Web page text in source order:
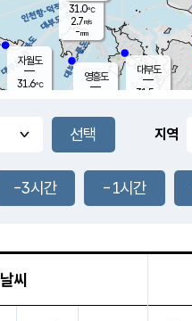
풍도
3.1m/s
31.0℃
2.7m/s
-mm
영흥도
자월도
31.6℃
대부도
31.5
지역
-3시간 -1시간
날씨